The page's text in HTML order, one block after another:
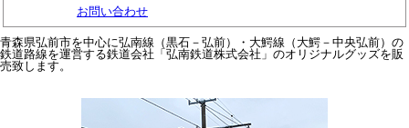
お問い合わせ
青森県弘前市を中心に弘南線（黒石－弘前）・大鰐線（大鰐－中央弘前）の
鉄道路線を運営する鉄道会社「弘南鉄道株式会社」のオリジナルグッズを販
売致します。